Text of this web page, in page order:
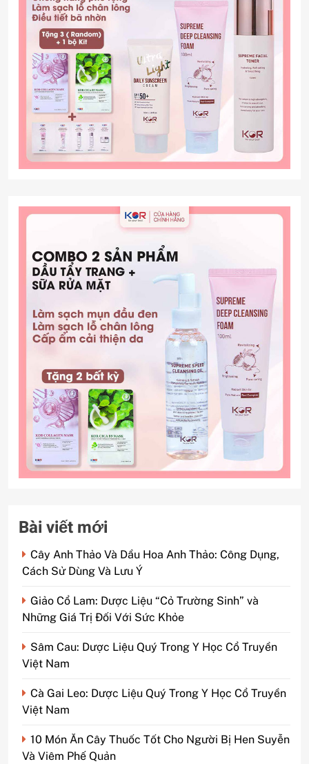
Bài viết mới
Cây Anh Thảo Và Dầu Hoa Anh Thảo: Công Dụng,
Cách Sử Dùng Và Lưu Ý
Giảo Cổ Lam: Dược Liệu “Cỏ Trường Sinh” và
Những Giá Trị Đối Với Sức Khỏe
Sâm Cau: Dược Liệu Quý Trong Y Học Cổ Truyền
Việt Nam
Cà Gai Leo: Dược Liệu Quý Trong Y Học Cổ Truyền
Việt Nam
10 Món Ăn Cây Thuốc Tốt Cho Người Bị Hen Suyễn
Và Viêm Phế Quản